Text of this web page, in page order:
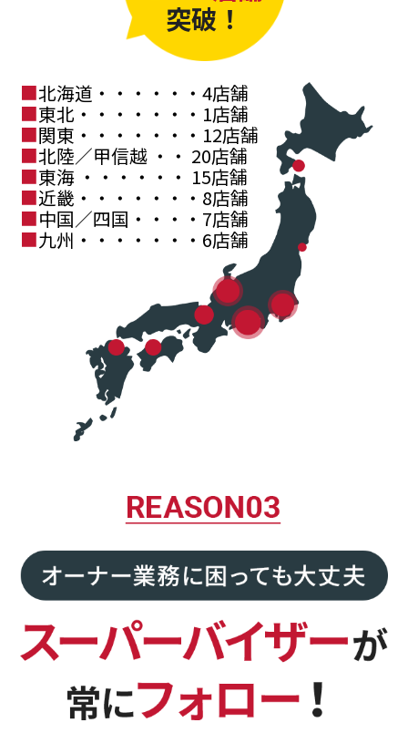
突破！
北海道・・・・・・4店舗
東北・・・・・・・1店舗
関東・・・・・・・12店舗
北陸／甲信越 ・・ 20店舗
東海 ・・・・・・ 15店舗
近畿・・・・・・・8店舗
中国／四国・・・・7店舗
九州・・・・・・・6店舗